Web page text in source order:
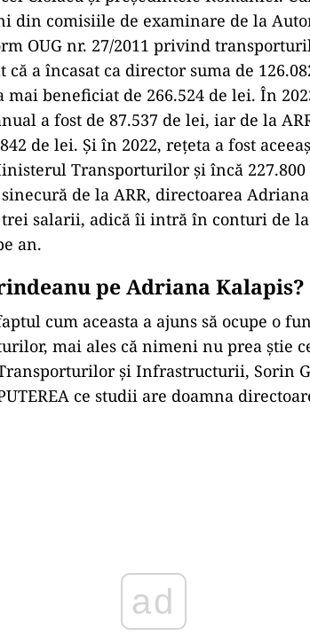
din comisiile de examinare de la
OUG nr. 27/2011 privind
că a încasat ca director suma de
mai beneficiat de 266.524 de lei. În
a fost de 87.537 de lei, iar de la
de lei. Și în 2022, rețeta a fost
Transporturilor și încă 227.800
de la ARR, directoarea
trei salarii, adică îi intră în conturi de
an.
pe Adriana Kalapis?
cum aceasta a ajuns să ocupe o
mai ales că nimeni nu prea știe
și Infrastructurii, Sorin
ce studii are doamna